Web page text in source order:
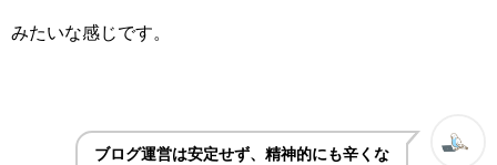
みたいな感じです。
ブログ運営は安定せず、精神的にも辛くな